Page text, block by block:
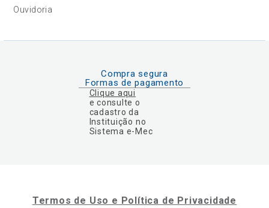
Ouvidoria
Compra segura
Formas de pagamento
Clique aqui
e consulte o
cadastro da
Instituição no
Sistema e-Mec
Termos de Uso e Política de Privacidade